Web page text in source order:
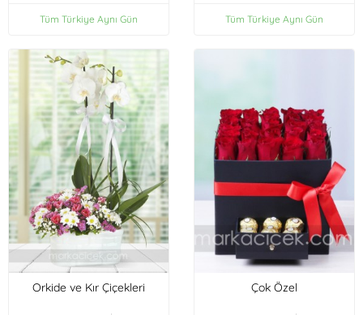
Tüm Türkiye Aynı Gün Tüm Türkiye Aynı Gün
Orkide ve Kır Çiçekleri Çok Özel